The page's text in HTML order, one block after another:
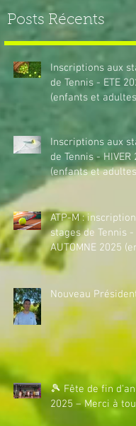
Posts Récents
Inscriptions aux
de Tennis - ETE
(enfants et
Inscriptions aux
de Tennis - HIVER
(enfants et
ATP-M :
stages de Tennis -
AUTOMNE 2025
Nouveau
🎾 Fête de fin
2025 – Merci à